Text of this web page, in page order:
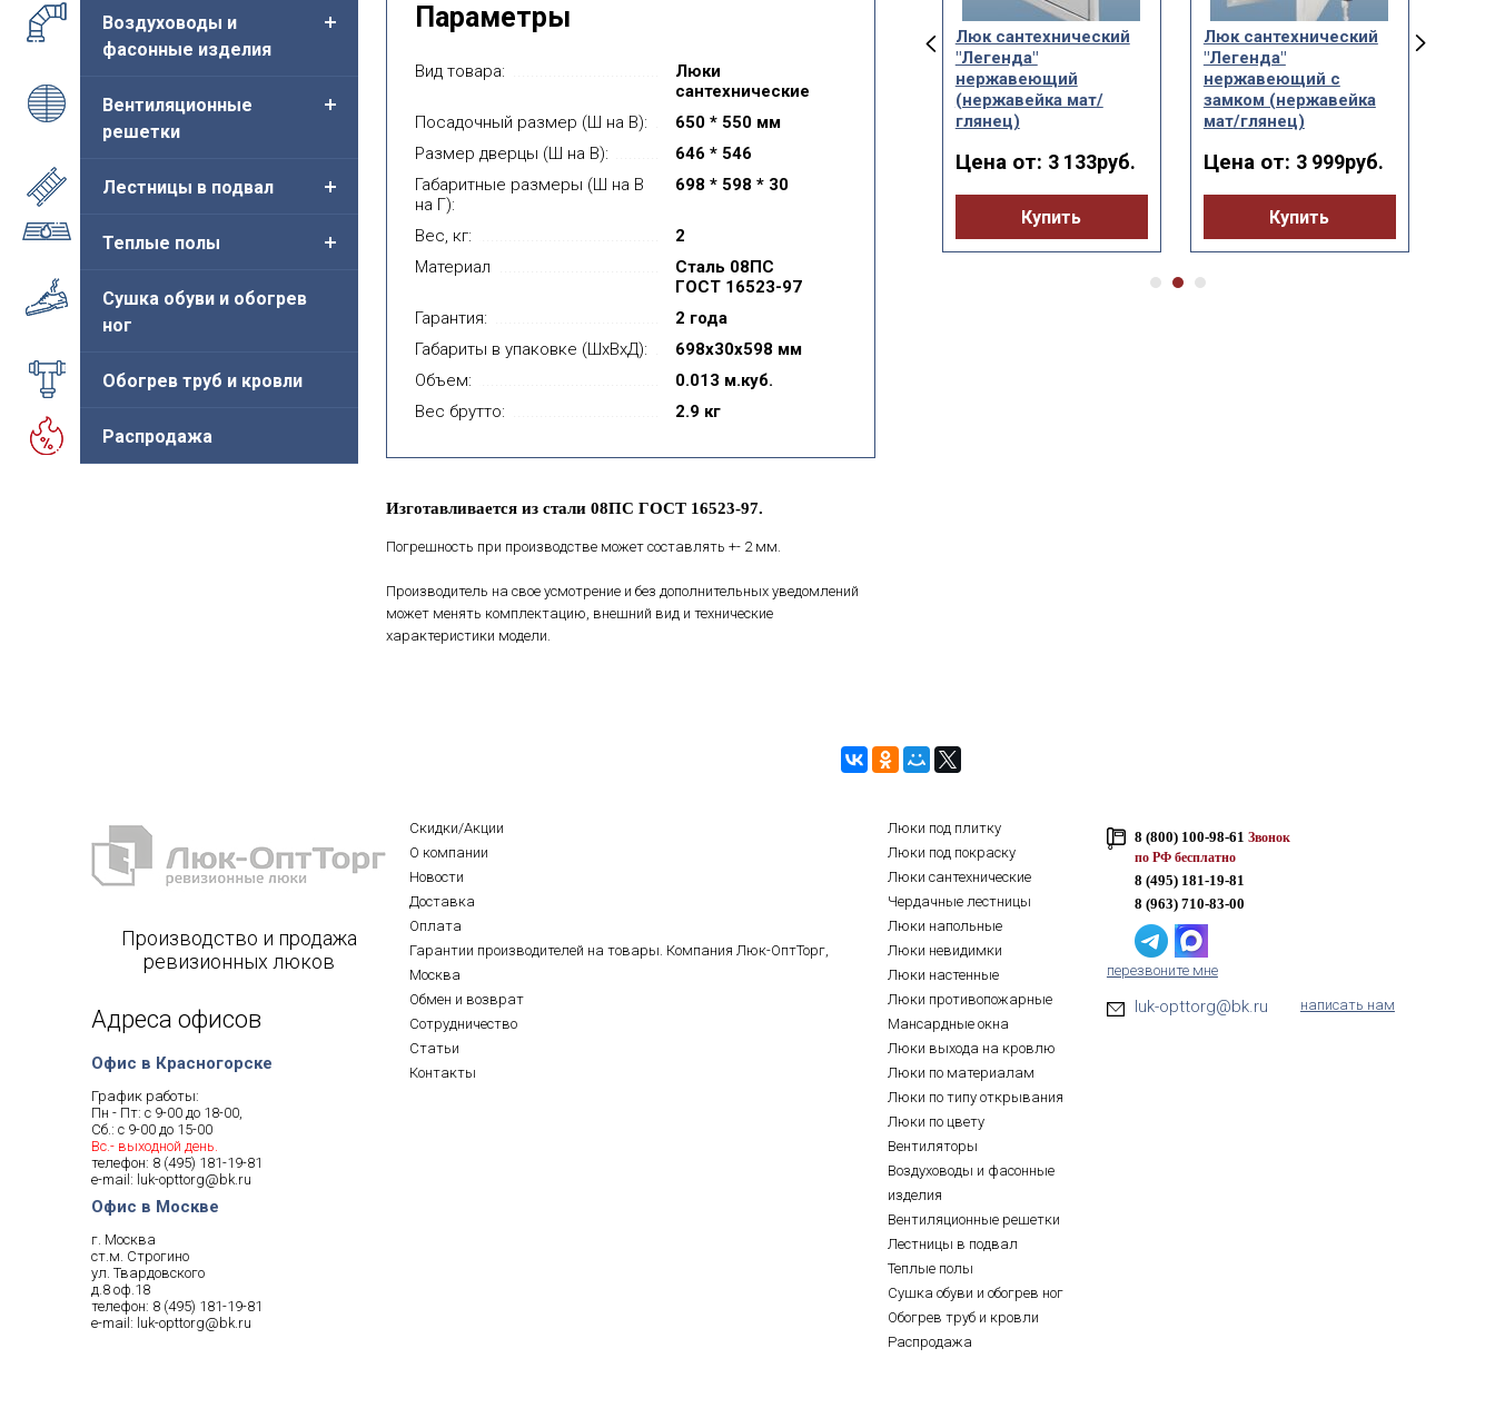
Воздуховоды и
фасонные изделия
Вентиляционные
решетки
Лестницы в подвал
Теплые полы
Сушка обуви и обогрев
ног
Обогрев труб и кровли
Распродажа
Параметры
Вид товара:
Люки
сантехнические
Посадочный размер (Ш на В):
650 * 550 мм
Размер дверцы (Ш на В):
646 * 546
Габаритные размеры (Ш на В
на Г):
698 * 598 * 30
Вес, кг:
2
Материал
Сталь 08ПС
ГОСТ 16523-97
Гарантия:
2 года
Габариты в упаковке (ШхВхД):
698x30x598 мм
Объем:
0.013 м.куб.
Вес брутто:
2.9 кг
Изготавливается из стали 08ПС ГОСТ 16523-97.
Погрешность при производстве может составлять +- 2 мм.
Производитель на свое усмотрение и без дополнительных уведомлений
может менять комплектацию, внешний вид и технические
характеристики модели.
(нержавейка
от:3 395руб.
"Легенда" на магните
Цена от:
Люк сантехнический
белый 0.8мм
Цена от:674руб.
(цветной) 0.8мм
Цена от:
Купить
Люк сантехнический
"Легенда"
нержавеющий
(нержавейка мат/
глянец)
Цена от: 3 133руб.
Купить
Люк сантехнический
"Легенда"
нержавеющий с
замком (нержавейка
мат/глянец)
Цена от: 3 999руб.
Купить
Производство и продажа
ревизионных люков
Адреса офисов
Офис в Красногорске
График работы:
Пн - Пт: с 9-00 до 18-00,
Сб.: с 9-00 до 15-00
Вс.- выходной день.
телефон: 8 (495) 181-19-81
e-mail: luk-opttorg@bk.ru
Офис в Москве
г. Москва
ст.м. Строгино
ул. Твардовского
д.8 оф.18
телефон: 8 (495) 181-19-81
e-mail: luk-opttorg@bk.ru
Скидки/Акции
О компании
Новости
Доставка
Оплата
Гарантии производителей на товары. Компания Люк-ОптТорг,
Москва
Обмен и возврат
Сотрудничество
Статьи
Контакты
Люки под плитку
Люки под покраску
Люки сантехнические
Чердачные лестницы
Люки напольные
Люки невидимки
Люки настенные
Люки противопожарные
Мансардные окна
Люки выхода на кровлю
Люки по материалам
Люки по типу открывания
Люки по цвету
Вентиляторы
Воздуховоды и фасонные
изделия
Вентиляционные решетки
Лестницы в подвал
Теплые полы
Сушка обуви и обогрев ног
Обогрев труб и кровли
Распродажа
8 (800) 100-98-61 Звонок
по РФ бесплатно
8 (495) 181-19-81
8 (963) 710-83-00
перезвоните мне
luk-opttorg@bk.ru написать нам